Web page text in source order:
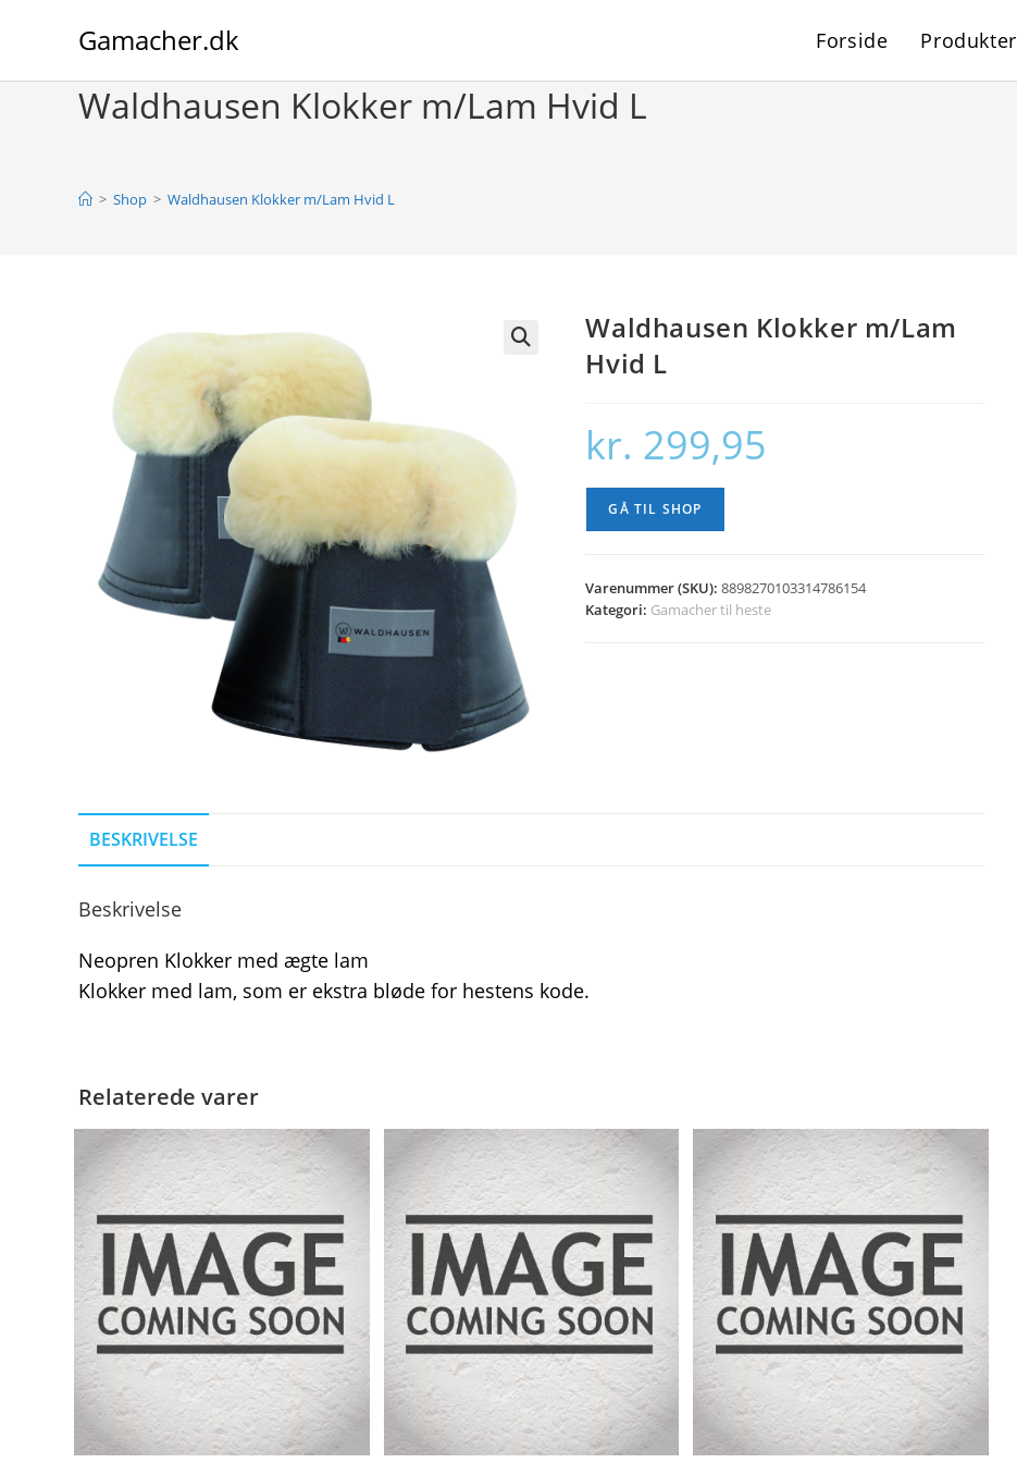
Gamacher.dk Forside Produkter
Waldhausen Klokker m/Lam Hvid L
> Shop > Waldhausen Klokker m/Lam Hvid L
Waldhausen Klokker m/Lam
Hvid L
kr. 299,95
GÅ TIL SHOP
Varenummer (SKU):8898270103314786154
Kategori: Gamacher til heste
BESKRIVELSE
Beskrivelse
Neopren Klokker med ægte lam
Klokker med lam, som er ekstra bløde for hestens kode.
Relaterede varer